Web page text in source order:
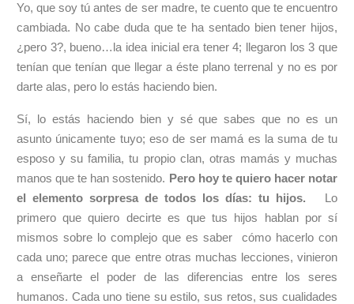
Yo, que soy tú antes de ser madre, te cuento que te encuentro
cambiada. No cabe duda que te ha sentado bien tener hijos,
¿pero 3?, bueno…la idea inicial era tener 4; llegaron los 3 que
tenían que tenían que llegar a éste plano terrenal y no es por
darte alas, pero lo estás haciendo bien.
Sí, lo estás haciendo bien y sé que sabes que no es un
asunto únicamente tuyo; eso de ser mamá es la suma de tu
esposo y su familia, tu propio clan, otras mamás y muchas
manos que te han sostenido. Pero hoy te quiero hacer notar
el elemento sorpresa de todos los días: tu hijos. Lo
primero que quiero decirte es que tus hijos hablan por sí
mismos sobre lo complejo que es saber cómo hacerlo con
cada uno; parece que entre otras muchas lecciones, vinieron
a enseñarte el poder de las diferencias entre los seres
humanos. Cada uno tiene su estilo, sus retos, sus cualidades